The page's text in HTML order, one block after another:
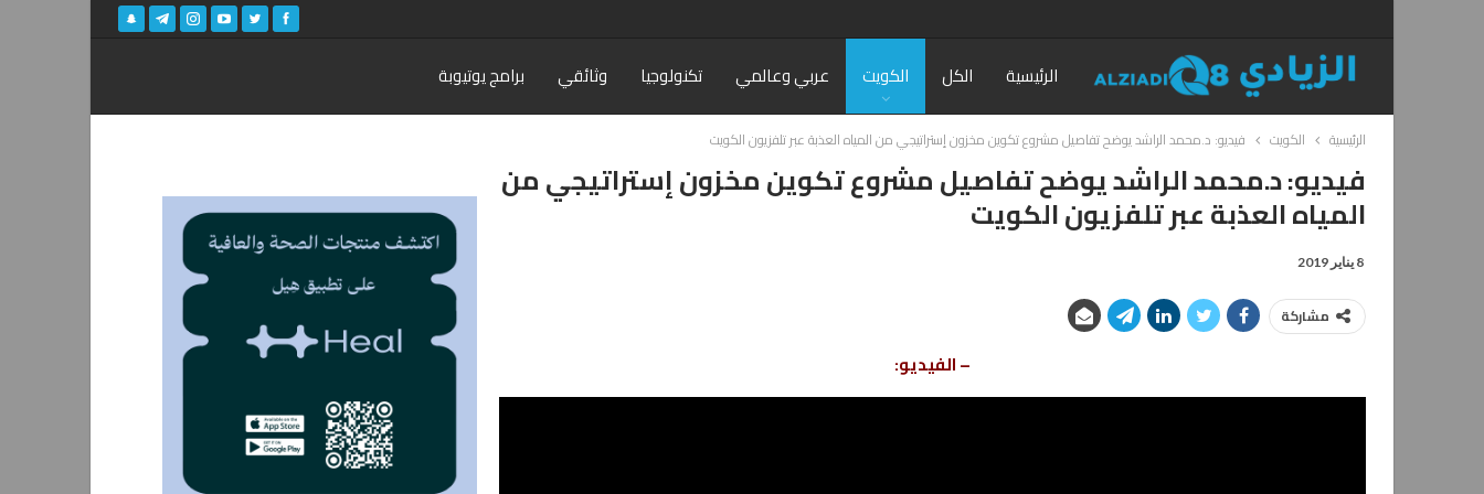
الرئيسية الكل الكويت عربي وعالمي تكنولوجيا وثائقي برامج يوتيوبة
الرئيسية الكويت فيديو: د.محمد الراشد يوضح تفاصيل مشروع تكوين مخزون إستراتيجي من المياه العذبة عبر تلفزيون الكويت
فيديو: د.محمد الراشد يوضح تفاصيل مشروع تكوين مخزون إستراتيجي من
المياه العذبة عبر تلفزيون الكويت
8 يناير 2019
مشاركة
– الفيديو: